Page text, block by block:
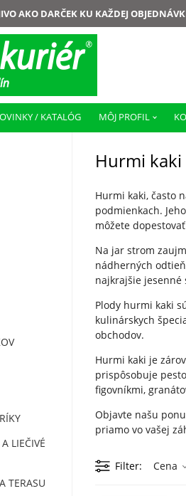
AKO DARČEK KU KAŽDEJ
/ KATALÓG MÔJ PROFIL
LIEČIVÉ
TERASU
Hurmi kaki
Hurmi kaki, často
podmienkach. Jeho
môžete
Na jar strom
nádherných
najkrajšie jesenné
Plody hurmi kaki
kulinárskych
obchodov.
Hurmi kaki je
prispôsobuje
figovníkmi,
Objavte našu
priamo vo vašej
Filter Cena